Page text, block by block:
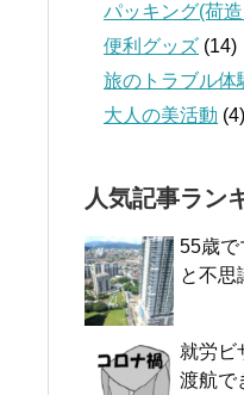
パッキング(荷
便利グッズ (14)
旅のトラブル体
大人の美活動 (4)
人気記事ラン
55歳で
と不思
就労ビ
渡航で